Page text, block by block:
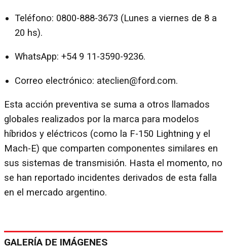
Teléfono: 0800-888-3673 (Lunes a viernes de 8 a
20 hs).
WhatsApp: +54 9 11-3590-9236.
Correo electrónico: ateclien@ford.com.
Esta acción preventiva se suma a otros llamados
globales realizados por la marca para modelos
híbridos y eléctricos (como la F-150 Lightning y el
Mach-E) que comparten componentes similares en
sus sistemas de transmisión. Hasta el momento, no
se han reportado incidentes derivados de esta falla
en el mercado argentino.
GALERÍA DE IMÁGENES